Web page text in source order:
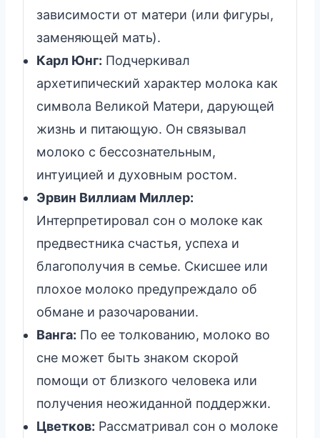
зависимости от матери (или фигуры,
заменяющей мать).
Карл Юнг: Подчеркивал
архетипический характер молока как
символа Великой Матери, дарующей
жизнь и питающую. Он связывал
молоко с бессознательным,
интуицией и духовным ростом.
Эрвин Виллиам Миллер:
Интерпретировал сон о молоке как
предвестника счастья, успеха и
благополучия в семье. Скисшее или
плохое молоко предупреждало об
обмане и разочаровании.
Ванга: По ее толкованию, молоко во
сне может быть знаком скорой
помощи от близкого человека или
получения неожиданной поддержки.
Цветков: Рассматривал сон о молоке